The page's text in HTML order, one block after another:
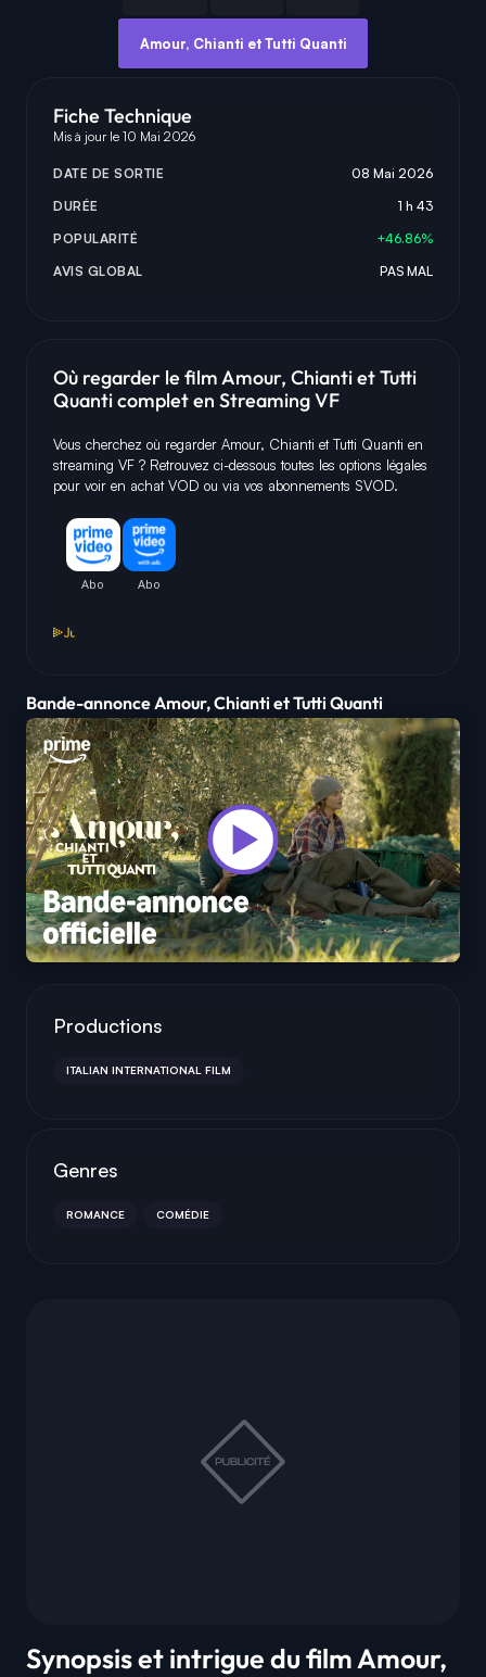
Amour, Chianti et Tutti Quanti
Synopsis et intrigue du film Amour,
Fiche Technique
Mis à jour le 10 Mai 2026
DATE DE SORTIE
08 Mai 2026
DURÉE
1 h 43
POPULARITÉ
+46.86%
AVIS GLOBAL
PAS MAL
Où regarder le film Amour, Chianti et Tutti
Quanti complet en Streaming VF
Vous cherchez où regarder Amour, Chianti et Tutti Quanti en
streaming VF ? Retrouvez ci-dessous toutes les options légales
pour voir en achat VOD ou via vos abonnements SVOD.
Bande-annonce Amour, Chianti et Tutti Quanti
Productions
ITALIAN INTERNATIONAL FILM
Genres
ROMANCE COMÉDIE